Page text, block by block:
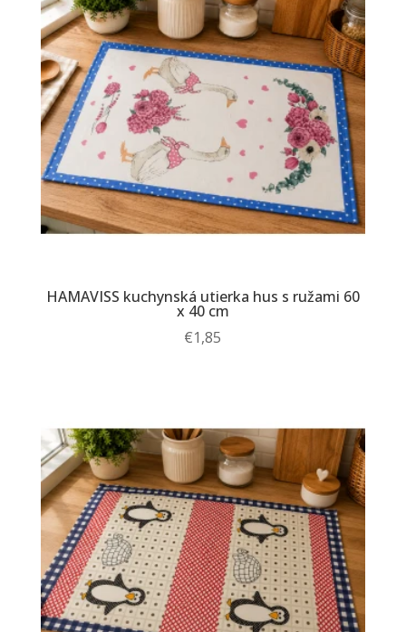
HAMAVISS kuchynská utierka hus s ružami 60
x 40 cm
€1,85